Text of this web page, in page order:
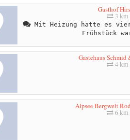
Gasthof
3 km
Mit Heizung hätte es vier
Frühstück
Gastehaus Schmid
4 km
Alpsee Bergwelt
6 km